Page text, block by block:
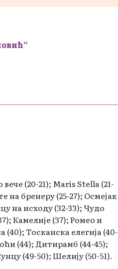
(20-21); Maris Stella (21-
на бренеру (25-27); Осмејак
на исходу (32-33); Чудо
Камелије (37); Ромео и
(40); Тосканска елегија (40-
(44); Дитирамб (44-45);
(49-50); Шелију (50-51).